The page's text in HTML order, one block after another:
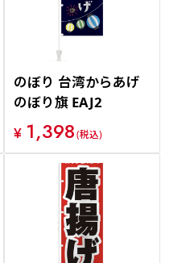
のぼり 台湾からあげ
のぼり旗 EAJ2
¥ 1,398(税込)